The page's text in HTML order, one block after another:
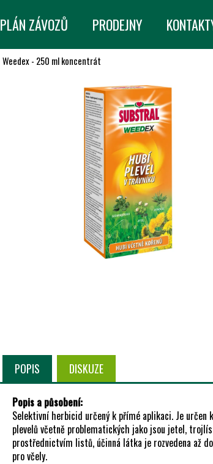
PLÁN ZÁVOZŮ PRODEJNY
Weedex - 250 ml koncentrát
POPIS DISKUZE
Popis a působení:
Selektivní herbicid určený k přímé aplikaci. Je určen
plevelů včetně problematických jako jsou jetel,
prostřednictvím listů, účinná látka je rozvedena až
pro včely.
CO POTŘEBUJETE NAJÍT?
HLEDAT
DOPORUČUJEME